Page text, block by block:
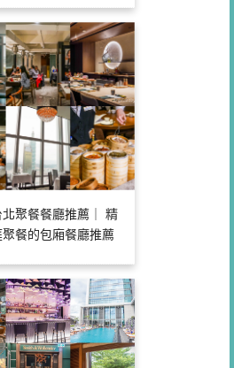
聚餐餐廳推薦｜ 精
餐的包廂餐廳推薦